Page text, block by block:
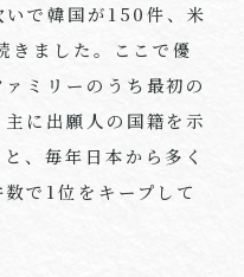
で韓国が150件、米
ました。ここで優
ミリーのうち最初の
に出願人の国籍を示
、毎年日本から多く
で1位をキープして